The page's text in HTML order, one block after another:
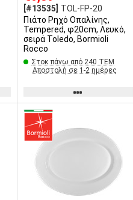
[#13535]
TOL-FP-20
Πιάτο Ρηχό Οπαλίνης,
Tempered, φ20cm, Λευκό,
σειρά Toledo, Bormioli
Rocco
Στοκ πάνω από 240 ΤΕΜ
Αποστολή σε 1-2 ημέρες